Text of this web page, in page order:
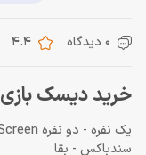
0 دیدگاه 4.4
خرید دیسک بازی Minecraft برای XBOX
یک نفره - دو نفره Split-Screen - تا هشت نفر آنلاین
سندباکس - بقا